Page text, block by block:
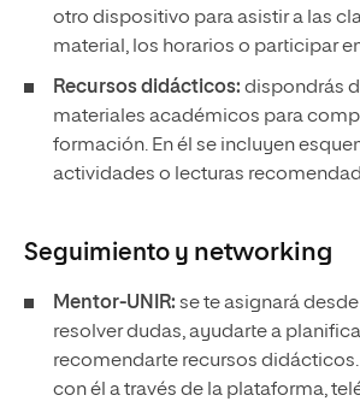
otro dispositivo para asistir a las
material, los horarios o participar
Recursos didácticos: dispondrás
materiales académicos para
formación. En él se incluyen
actividades o lecturas
Seguimiento y networking
Mentor-UNIR: se te asignará
resolver dudas, ayudarte a
recomendarte recursos
con él a través de la plataforma,